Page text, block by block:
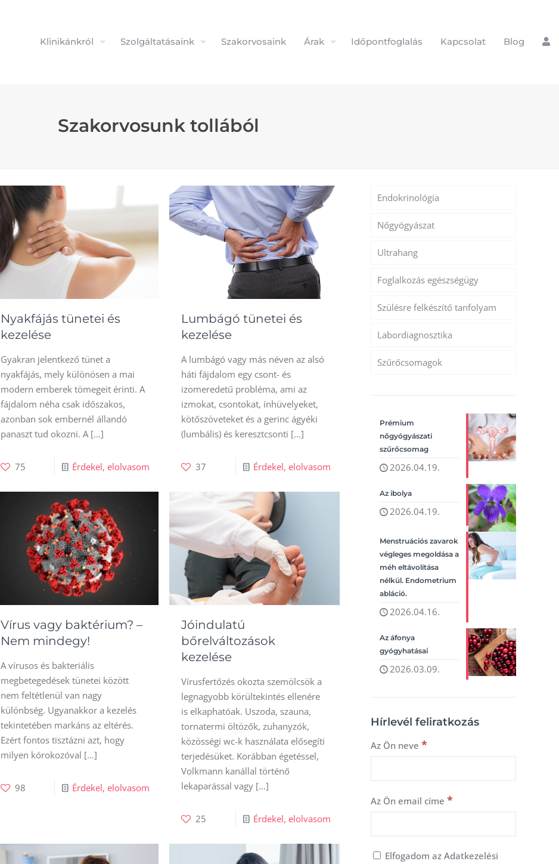
Klinikánkról Szolgáltatásaink Szakorvosaink Árak Időpontfoglalás Kapcsolat Blog
Szakorvosunk tollából
Nyakfájás tünetei és
kezelése
Gyakran jelentkező tünet a
nyakfájás, mely különösen a mai
modern emberek tömegeit érinti. A
fájdalom néha csak időszakos,
azonban sok embernél állandó
panaszt tud okozni. A[…]
75 Érdekel, elolvasom
Lumbágó tünetei és
kezelése
A lumbágó vagy más néven az alsó
háti fájdalom egy csont- és
izomeredetű probléma, ami az
izmokat, csontokat, ínhüvelyeket,
kötőszöveteket és a gerinc ágyéki
(lumbális) és keresztcsonti […]
37 Érdekel, elolvasom
Vírus vagy baktérium? –
Nem mindegy!
A vírusos és bakteriális
megbetegedések tünetei között
nem feltétlenül van nagy
különbség. Ugyanakkor a kezelés
tekintetében markáns az eltérés.
Ezért fontos tisztázni azt, hogy
milyen kórokozóval […]
98 Érdekel, elolvasom
Jóindulatú
bőrelváltozások
kezelése
Vírusfertőzés okozta szemölcsök a
legnagyobb körültekintés ellenére
is elkaphatóak. Uszoda, szauna,
tornatermi öltözők, zuhanyzók,
közösségi wc-k használata elősegíti
terjedésüket. Korábban égetéssel,
Volkmann kanállal történő
lekaparással vagy […]
25 Érdekel, elolvasom
Endokrinológia
Nőgyógyászat
Ultrahang
Foglalkozás egészségügy
Szülésre felkészítő tanfolyam
Labordiagnosztika
Szűrőcsomagok
Prémium
nőgyógyászati
szűrőcsomag
2026.04.19.
Az ibolya
2026.04.19.
Menstruációs zavarok
végleges megoldása a
méh eltávolítása
nélkül. Endometrium
abláció.
2026.04.16.
Az áfonya
gyógyhatásai
2026.03.09.
Hírlevél feliratkozás
Az Ön neve *
Az Ön email címe *
Elfogadom az Adatkezelési